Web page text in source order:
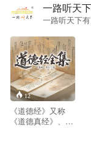
一路听天下
一路听天下
12
《道德经》又称
《道德真经》、